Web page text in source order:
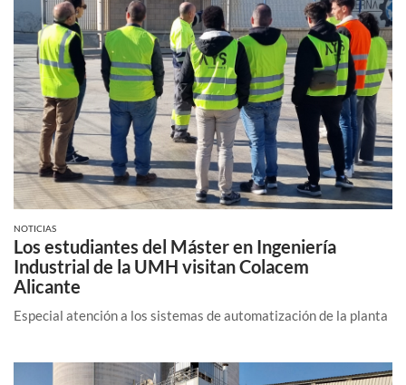
NOTICIAS
Los estudiantes del Máster en Ingeniería
Industrial de la UMH visitan Colacem
Alicante
Especial atención a los sistemas de automatización de la planta